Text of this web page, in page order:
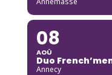
08
AOÛ
Duo
Annecy